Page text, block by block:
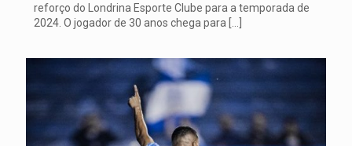
reforço do Londrina Esporte Clube para a temporada de
2024. O jogador de 30 anos chega para […]